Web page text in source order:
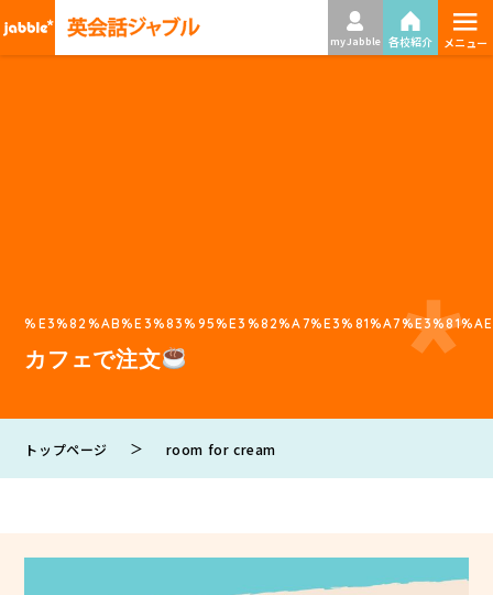
my Jabble 各校紹介 ≡
メニュー
カフェで注文
トップページ ＞ room for cream